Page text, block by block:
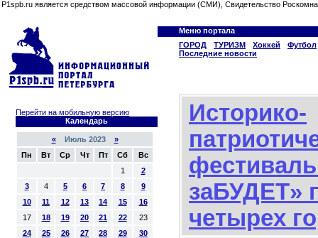
P1spb.ru является средством массовой информации (СМИ), Свидетельство
Меню портала
ГОРОД
ТУРИЗМ Хоккей
Футбол
Последние новости
Перейти на мобильную версию
Календарь
«Июль 2023 »
Пн
Вт Ср Чт Пт Сб
Вс
1
2
3
4 5 6 7 8
9
10
11 12 13 14 15
16
17
18 19 20 21 22
23
24
25 26 27 28 29
30
Историко-
заБУДЕТ»
четырех